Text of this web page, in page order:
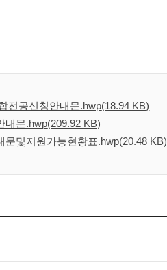
전공신청안내문.hwp(18.94 KB)
내문.hwp(209.92 KB)
문및지원가능현황표.hwp(20.48 KB)